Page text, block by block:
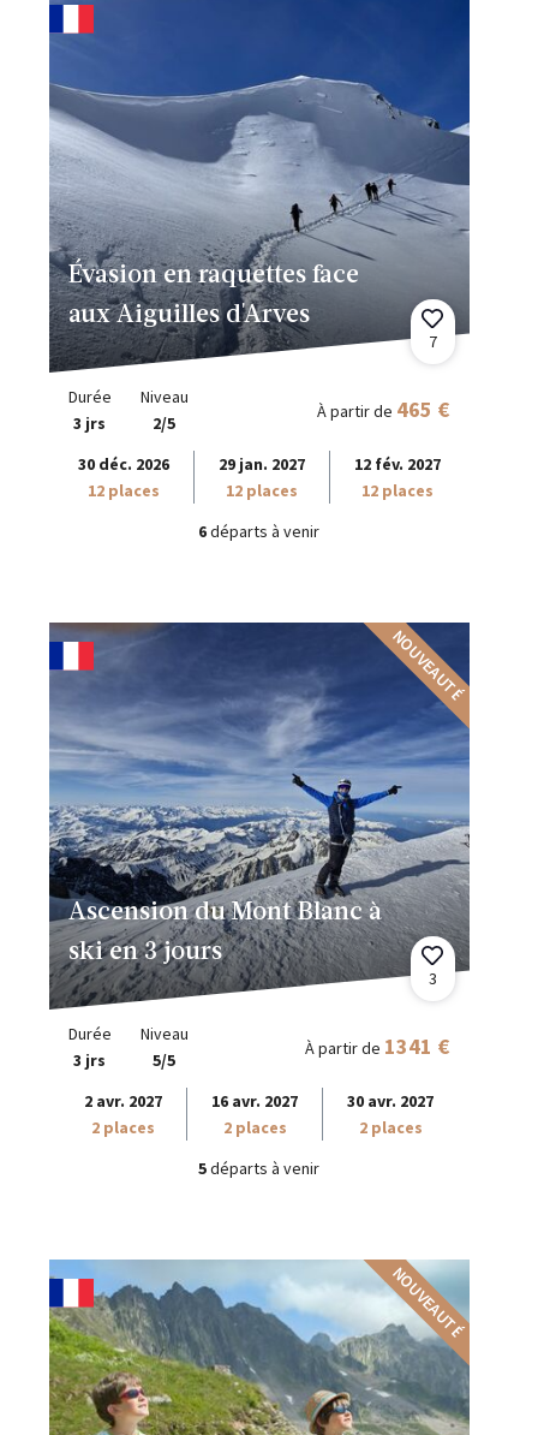
Évasion en raquettes face
aux Aiguilles d'Arves
7
Durée
3 jrs
Niveau
2/5
À partir de 465 €
30 déc. 2026
12 places
29 jan. 2027
12 places
12 fév. 2027
12 places
6départs à venir
NOUVEAUTÉ
Ascension du Mont Blanc à
ski en 3 jours
3
Durée
3 jrs
Niveau
5/5
À partir de 1341 €
2 avr. 2027
2 places
16 avr. 2027
2 places
30 avr. 2027
2 places
5départs à venir
NOUVEAUTÉ